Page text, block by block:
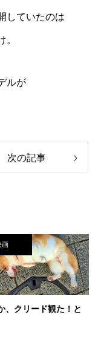
していたのは
。
ルが
次の記事
画
、クリード観た！と